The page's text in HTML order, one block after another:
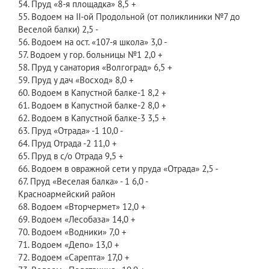
54. Пруд «8-я площадка» 8,5 +
55. Водоем на II-ой Продольной (от поликлиники №7 до
Веселой балки) 2,5 -
56. Водоем на ост. «107-я школа» 3,0 -
57. Водоем у гор. больницы №1 2,0 +
58. Пруд у санатория «Волгоград» 6,5 +
59. Пруд у дач «Восход» 8,0 +
60. Водоем в Капустной балке-1 8,2 +
61. Водоем в Капустной балке-2 8,0 +
62. Водоем в Капустной балке-3 3,5 +
63. Пруд «Отрада» -1 10,0 -
64. Пруд Отрада -2 11,0 +
65. Пруд в с/о Отрада 9,5 +
66. Водоем в овражной сети у пруда «Отрада» 2,5 -
67. Пруд «Веселая балка» - 1 6,0 -
Красноармейский район
68. Водоем «Вторчермет» 12,0 +
69. Водоем «Лесобаза» 14,0 +
70. Водоем «Водники» 7,0 +
71. Водоем «Депо» 13,0 +
72. Водоем «Сарепта» 17,0 +